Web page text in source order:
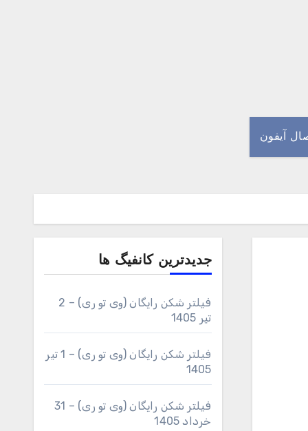
آیفون
جدیدترین کانفیگ ها
فیلتر شکن رایگان (وی تو ری) – 2
تیر 1405
فیلتر شکن رایگان (وی تو ری) – 1 تیر
1405
فیلتر شکن رایگان (وی تو ری) – 31
خرداد 1405